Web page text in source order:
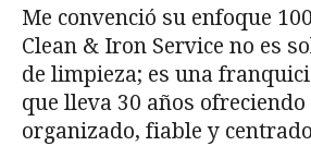
Me convenció su enfoque
Clean & Iron Service no es
de limpieza; es una
que lleva 30 años
organizado, fiable y